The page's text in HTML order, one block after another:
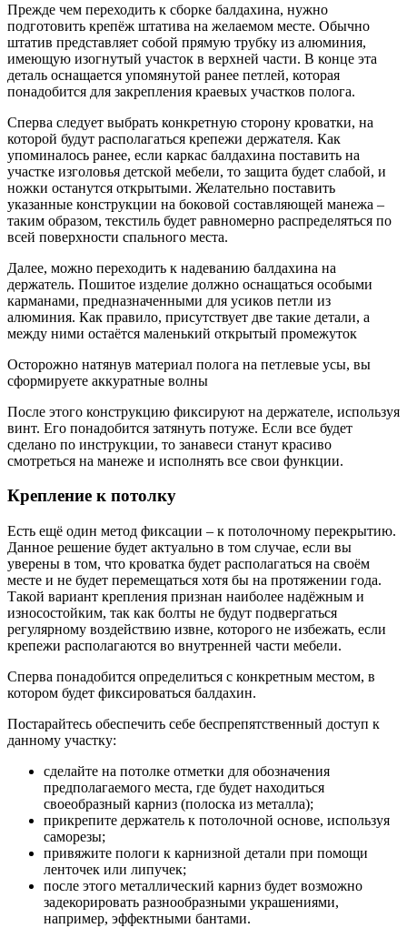
Прежде чем переходить к сборке балдахина, нужно
подготовить крепёж штатива на желаемом месте. Обычно
штатив представляет собой прямую трубку из алюминия,
имеющую изогнутый участок в верхней части. В конце эта
деталь оснащается упомянутой ранее петлей, которая
понадобится для закрепления краевых участков полога.
Сперва следует выбрать конкретную сторону кроватки, на
которой будут располагаться крепежи держателя. Как
упоминалось ранее, если каркас балдахина поставить на
участке изголовья детской мебели, то защита будет слабой, и
ножки останутся открытыми. Желательно поставить
указанные конструкции на боковой составляющей манежа –
таким образом, текстиль будет равномерно распределяться по
всей поверхности спального места.
Далее, можно переходить к надеванию балдахина на
держатель. Пошитое изделие должно оснащаться особыми
карманами, предназначенными для усиков петли из
алюминия. Как правило, присутствует две такие детали, а
между ними остаётся маленький открытый промежуток
Осторожно натянув материал полога на петлевые усы, вы
сформируете аккуратные волны
После этого конструкцию фиксируют на держателе, используя
винт. Его понадобится затянуть потуже. Если все будет
сделано по инструкции, то занавеси станут красиво
смотреться на манеже и исполнять все свои функции.
Крепление к потолку
Есть ещё один метод фиксации – к потолочному перекрытию.
Данное решение будет актуально в том случае, если вы
уверены в том, что кроватка будет располагаться на своём
месте и не будет перемещаться хотя бы на протяжении года.
Такой вариант крепления признан наиболее надёжным и
износостойким, так как болты не будут подвергаться
регулярному воздействию извне, которого не избежать, если
крепежи располагаются во внутренней части мебели.
Сперва понадобится определиться с конкретным местом, в
котором будет фиксироваться балдахин.
Постарайтесь обеспечить себе беспрепятственный доступ к
данному участку:
сделайте на потолке отметки для обозначения
предполагаемого места, где будет находиться
своеобразный карниз (полоска из металла);
прикрепите держатель к потолочной основе, используя
саморезы;
привяжите пологи к карнизной детали при помощи
ленточек или липучек;
после этого металлический карниз будет возможно
задекорировать разнообразными украшениями,
например, эффектными бантами.